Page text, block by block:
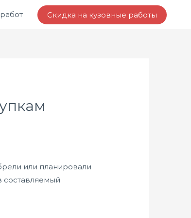
Скидка на кузовные работы
или планировали
составляемый